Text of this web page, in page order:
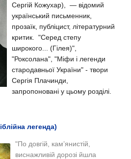
Сергій Кожухар), — відомий
український письменник,
прозаїк, публіцист, літературний
критик. "Серед степу
широкого... (Гілея)",
"Роксолана", "Міфи і легенди
стародавньої України" - твори
Сергія Плачинди,
запропоновані у цьому розділі.
легенда)
"По довгій, кам’янистій,
виснажливій дорозі йшла